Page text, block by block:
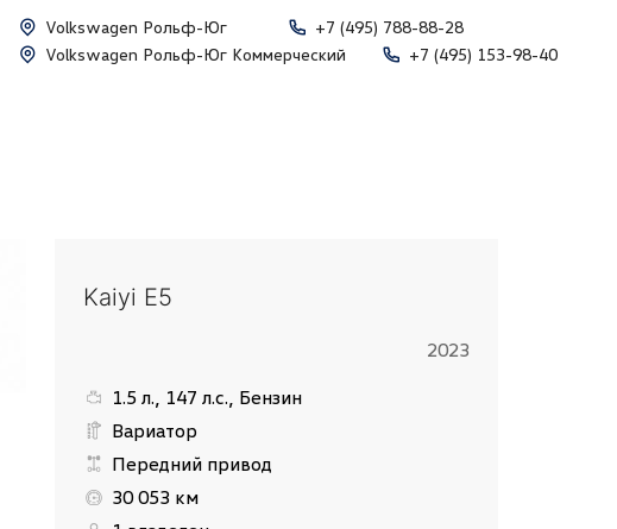
Volkswagen Рольф-Юг
+7 (495) 788-88-28
Volkswagen Рольф-Юг Коммерческий
+7 (495) 153-98-40
Kaiyi E5
2023
1.5 л., 147 л.с., Бензин
Вариатор
Передний привод
30 053 км